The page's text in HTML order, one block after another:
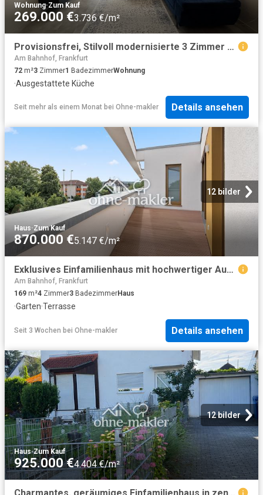
Wohnung·Zum Kauf
269.000 €3.736 €/m²
Provisionsfrei, Stilvoll modernisierte 3 Zimmer Wohnung mit Skylineblick und Loggia in Liederbach
Am Bahnhof, Frankfurt
72 m²3 Zimmer1 BadezimmerWohnung
·Ausgestattete Küche
Seit mehr als einem Monat bei Ohne-makler Details ansehen
12 bilder
Haus·Zum Kauf
870.000 €5.147 €/m²
Exklusives Einfamilienhaus mit hochwertiger Ausstattung, 2 PKW Stellplätzen und kleinem Garten
Am Bahnhof, Frankfurt
169 m²4 Zimmer3 BadezimmerHaus
·Garten·Terrasse
Seit 3 Wochen bei Ohne-makler Details ansehen
12 bilder
Haus·Zum Kauf
925.000 €4.404 €/m²